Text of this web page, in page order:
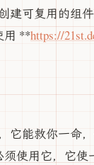
建可复用的组
用 **https://
它能救你一命
使用它，它使